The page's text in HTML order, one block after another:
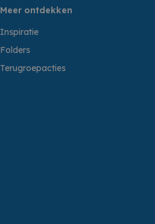
Meer ontdekken
Inspiratie
Folders
Terugroepacties